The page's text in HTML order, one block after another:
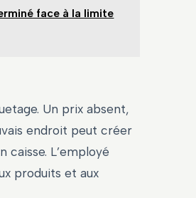
face à la limite
Un prix absent,
endroit peut créer
L’employé
produits et aux